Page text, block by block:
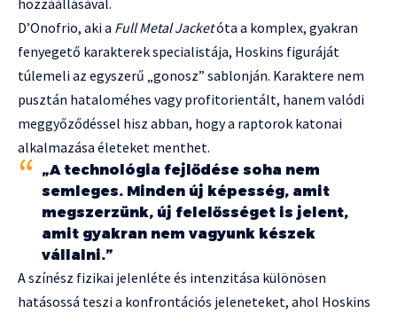
D’Onofrio, aki a Full Metal Jacketóta a komplex, gyakran
fenyegető karakterek specialistája, Hoskins figuráját
túlemeli az egyszerű „gonosz” sablonján. Karaktere nem
pusztán hataloméhes vagy profitorientált, hanem valódi
meggyőződéssel hisz abban, hogy a raptorok katonai
alkalmazása életeket menthet.
„A technológia fejlődése soha nem
semleges. Minden új képesség, amit
megszerzünk, új felelősséget is jelent,
amit gyakran nem vagyunk készek
vállalni.”
A színész fizikai jelenléte és intenzitása különösen
hatásossá teszi a konfrontációs jeleneteket, ahol Hoskins